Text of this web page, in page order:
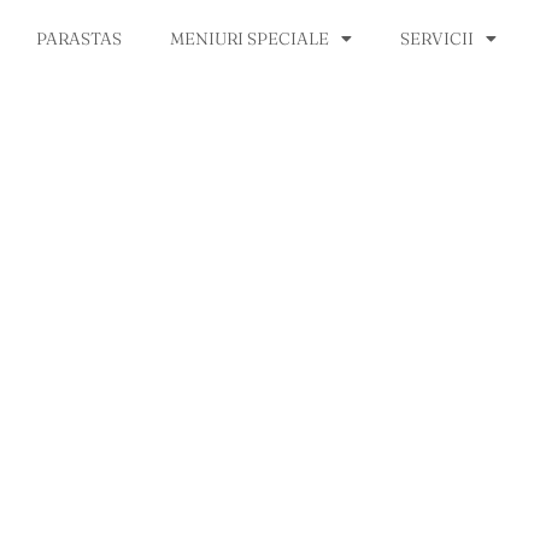
PARASTAS MENIURI SPECIALE SERVICII